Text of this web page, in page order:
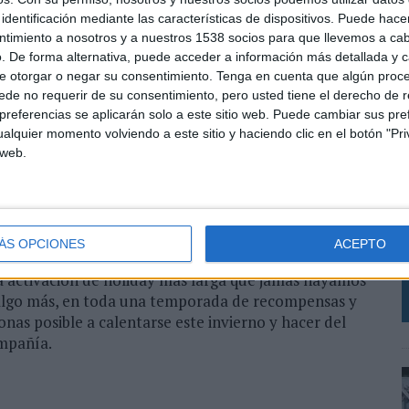
mediante las características de dispositivos. Puede
a nosotros y a nuestros 1538 socios para que llevemos a
De forma alternativa, puede acceder a información más detallada y
otorgar o negar su consentimiento. Tenga en cuenta que algún
no requerir de su consentimiento, pero usted tiene el derecho de
se aplicarán solo a este sitio web. Puede cambiar sus
momento volviendo a este sitio y haciendo clic en el botón
OPCIONES ACEPTO
aplicación de Nike ofrece servicios, productos y
a los miembros de la comunidad cuando están
códigos de barras a través de laapppara tener
tamaños y colores disponibles y ver el inventario
buscar y reservar productos disponibles de
seleccionadas en EMEA- ayudará a encontrar
zapatillas Nike, a través del escaneo del pie en la
de miembro.
en los grandes días de compras en el
activación de holiday más larga que jamás hayamos
más, en toda una temporada de recompensas y
posible a calentarse este invierno y hacer del